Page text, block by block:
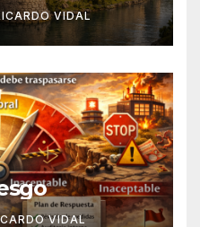
VIDAL
VIDAL